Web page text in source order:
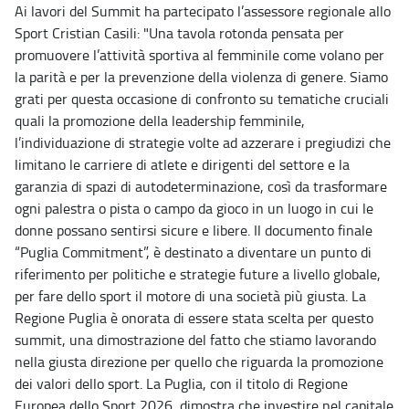
Ai lavori del Summit ha partecipato l’assessore regionale allo
Sport Cristian Casili: "Una tavola rotonda pensata per
promuovere l’attività sportiva al femminile come volano per
la parità e per la prevenzione della violenza di genere. Siamo
grati per questa occasione di confronto su tematiche cruciali
quali la promozione della leadership femminile,
l’individuazione di strategie volte ad azzerare i pregiudizi che
limitano le carriere di atlete e dirigenti del settore e la
garanzia di spazi di autodeterminazione, così da trasformare
ogni palestra o pista o campo da gioco in un luogo in cui le
donne possano sentirsi sicure e libere. Il documento finale
“Puglia Commitment”, è destinato a diventare un punto di
riferimento per politiche e strategie future a livello globale,
per fare dello sport il motore di una società più giusta. La
Regione Puglia è onorata di essere stata scelta per questo
summit, una dimostrazione del fatto che stiamo lavorando
nella giusta direzione per quello che riguarda la promozione
dei valori dello sport. La Puglia, con il titolo di Regione